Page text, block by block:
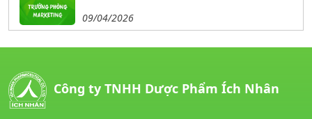
09/04/2026
Công ty TNHH Dược Phẩm Ích Nhân